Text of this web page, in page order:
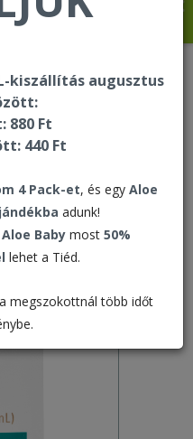
kiszállítás augusztus
880 Ft
440 Ft
4 Pack-et, és egy Aloe
adunk!
Aloe Baby most 50%
lehet a Tiéd.
megszokottnál több időt
áruházában!